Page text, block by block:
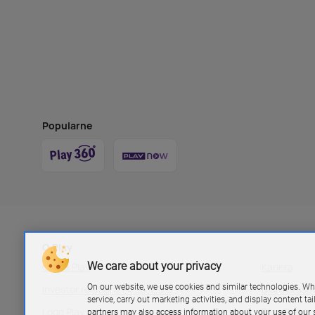
Popularne
O Play
Grupa Play
Investor relations P4 sp. z.o.o
Biuro
Blog Play
We care about your privacy
On our website, we use cookies and similar technologies.
service, carry out marketing activities, and display content
partners may also access information about your use of